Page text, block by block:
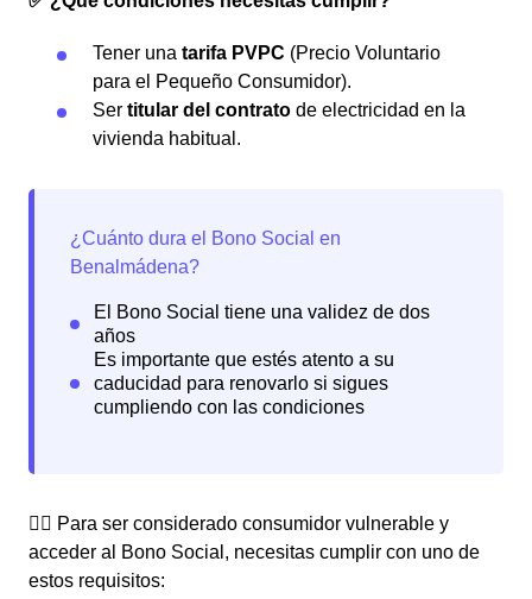
Tener una tarifa PVPC (Precio Voluntario
para el Pequeño Consumidor).
Ser titular del contrato de electricidad en la
vivienda habitual.
👉🏼 Para ser considerado consumidor vulnerable y
acceder al Bono Social, necesitas cumplir con uno de
estos requisitos: